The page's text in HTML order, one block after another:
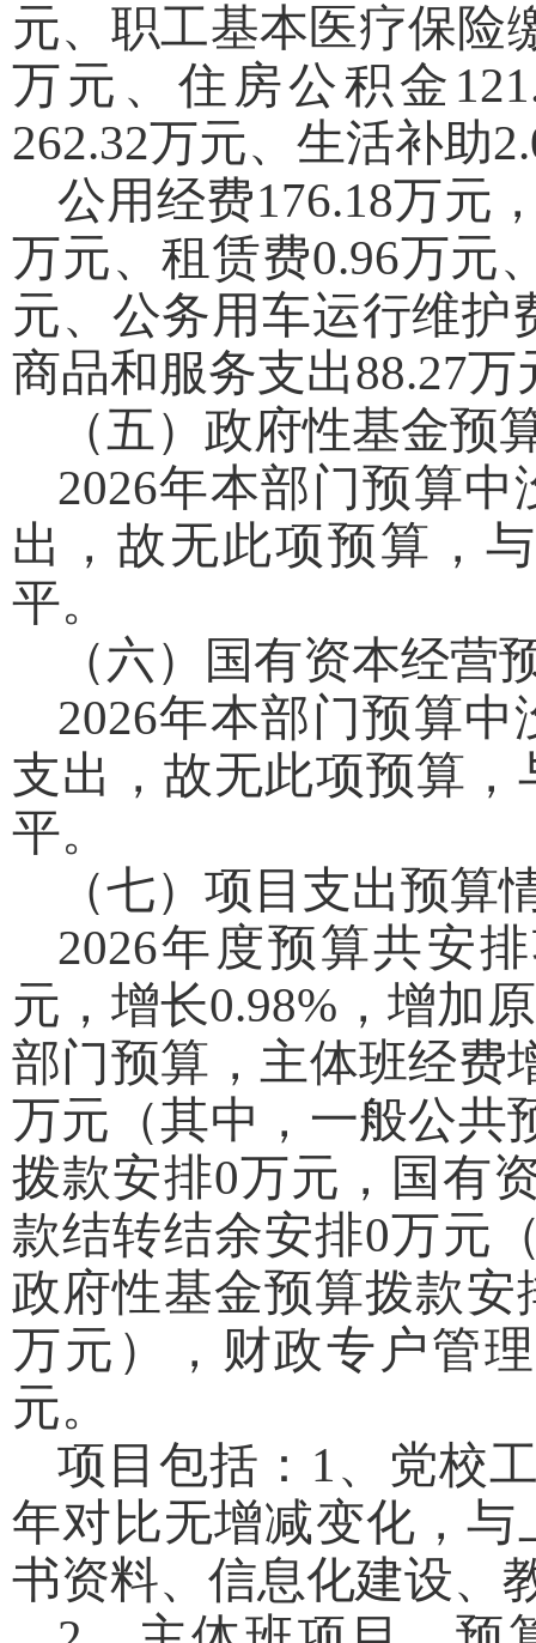
元、职工基本医疗保险
万元、住房公积金
262.32万元、生活补助
公用经费176.18万元
万元、租赁费0.96万元
元、公务用车运行维护
商品和服务支出88.27万
（五）政府性基金
2026年本部门预算
出，故无此项预算，
平。
（六）国有资本经营
2026年本部门预算
支出，故无此项预算
平。
（七）项目支出预算
2026年度预算共安
元，增长0.98%，增加
部门预算，主体班经费
万元（其中，一般公共
拨款安排0万元，国有
款结转结余安排0万元
政府性基金预算拨款
万元），财政专户管
元。
项目包括：1、党校
年对比无增减变化，
书资料、信息化建设、